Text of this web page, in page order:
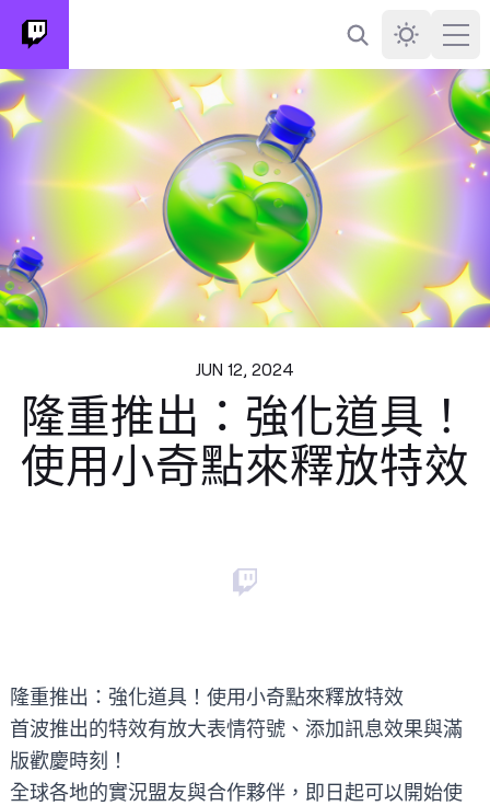
搜尋
Darkmode
JUN 12, 2024
隆重推出：強化道具！
使用小奇點來釋放特效
隆重推出：強化道具！使用小奇點來釋放特效
首波推出的特效有放大表情符號、添加訊息效果與滿
版歡慶時刻！
全球各地的實況盟友與合作夥伴，即日起可以開始使